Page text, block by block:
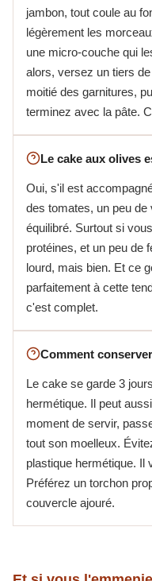
jambon, tout coule au
légèrement les
une micro-couche qui
alors, versez un tiers
moitié des garnitures,
terminez avec la pâte.
Le cake aux olives
Oui, s'il est
des tomates, un peu
équilibré. Surtout si
protéines, et un peu de
lourd, mais bien. Et ce
parfaitement à cette
c'est complet.
Comment
Le cake se garde 3
hermétique. Il peut
moment de servir,
tout son moelleux.
plastique hermétique. Il
Préférez un torchon
couvercle ajouré.